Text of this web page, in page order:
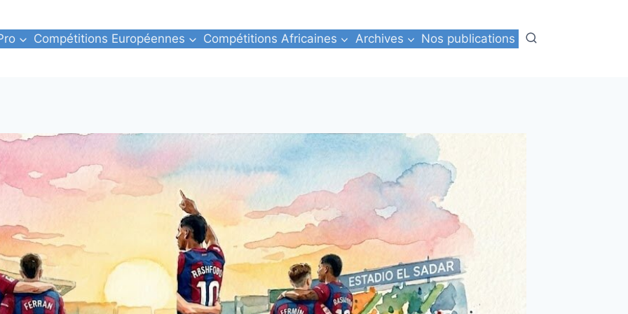
Compétitions Européennes Compétitions Africaines Archives Nos publications